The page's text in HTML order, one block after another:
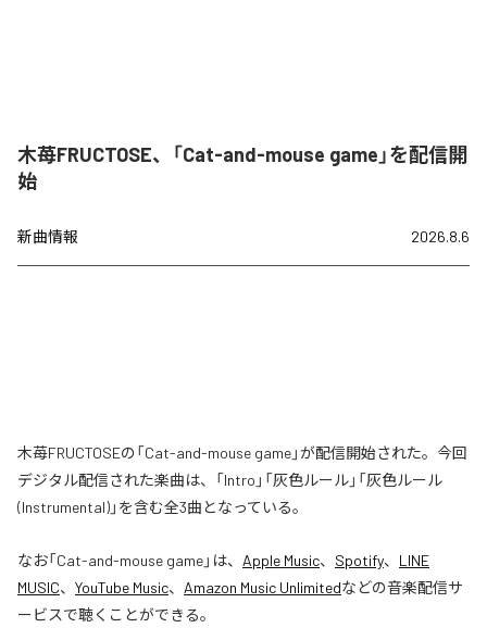
木苺FRUCTOSE、「Cat-and-mouse game」を配信開
始
新曲情報 2026.8.6
木苺FRUCTOSEの「Cat-and-mouse game」が配信開始された。今回
デジタル配信された楽曲は、「Intro」「灰色ルール」「灰色ルール
(Instrumental)」を含む全3曲となっている。
なお「Cat-and-mouse game」は、 Apple Music、 Spotify、 LINE
MUSIC、 YouTube Music、 Amazon Music Unlimitedなどの音楽配信サ
ービスで聴くことができる。